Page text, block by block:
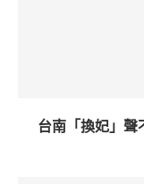
台南「換妃」